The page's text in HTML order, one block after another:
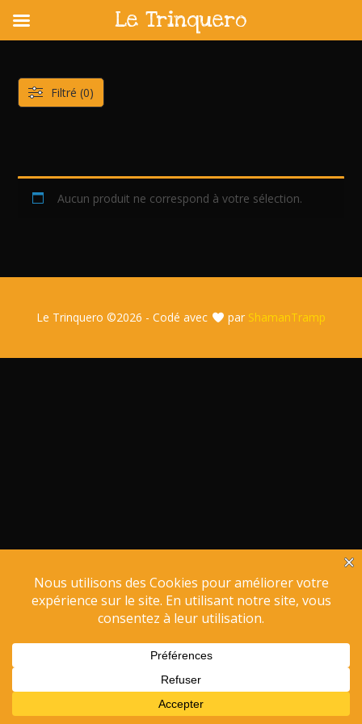
content
Aucun produit ne correspond à votre sélection.
Filtré (0)
Le Trinquero ©2026 - Codé avec par ShamanTramp
Le Trinquero